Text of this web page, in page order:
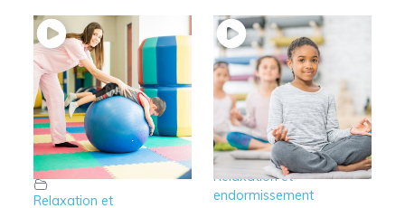
8′ – Relaxation de 6
à 8 ans : Exemple
pratique
Relaxation et
8 – Relaxation de 6
à 8 ans
Relaxation et
endormissement